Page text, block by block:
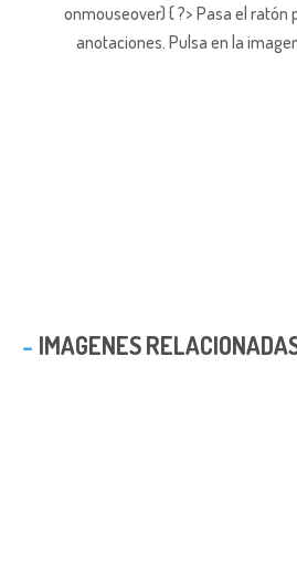
onmouseover) { ?> Pasa el ratón
anotaciones. Pulsa en la
IMAGENES